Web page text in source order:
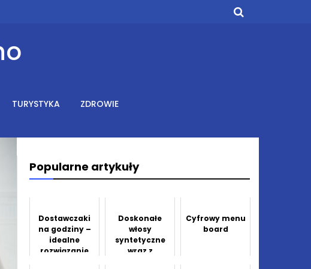
TURYSTYKA ZDROWIE
Popularne artykuły
Dostawczaki
na godziny –
idealne
rozwiązanie
Doskonałe
włosy
syntetyczne
wraz z
Cyfrowy menu
board